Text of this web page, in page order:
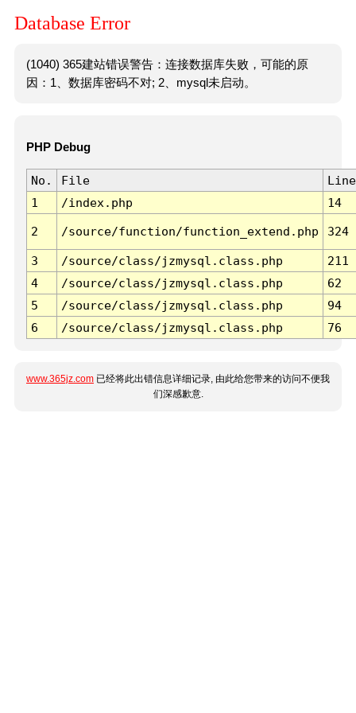
Database Error
(1040) 365建站错误警告：连接数据库失败，可能的原
因：1、数据库密码不对; 2、mysql未启动。
PHP Debug
No. File
Line
1
/index.php 14
2 /source/function/function_extend.php 324
3 /source/class/jzmysql.class.php
211
4
/source/class/jzmysql.class.php
62
5
/source/class/jzmysql.class.php
94
6
/source/class/jzmysql.class.php 76
www.365jz.com 已经将此出错信息详细记录, 由此给您带来的访问不便我
们深感歉意.